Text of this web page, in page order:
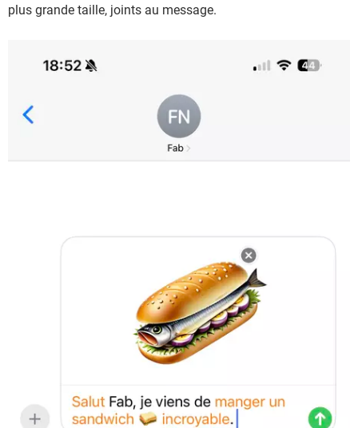
plus grande taille, joints au message.